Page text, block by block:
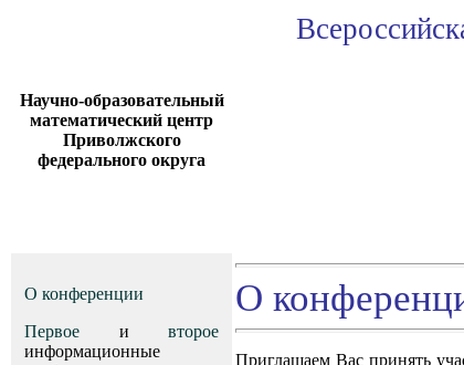
Научно-образовательный
математический центр
Приволжского
федерального округа
О конференции
Первое и второе
информационные
О
Приглашаем Вас принять